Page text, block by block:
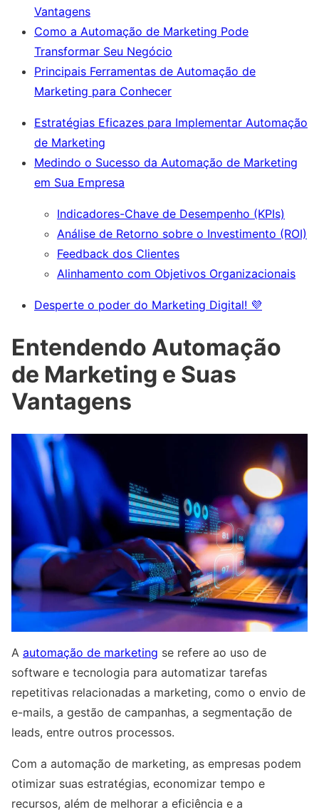
Vantagens
Como a Automação de Marketing Pode
Transformar Seu Negócio
Principais Ferramentas de Automação de
Marketing para Conhecer
Estratégias Eficazes para Implementar Automação
de Marketing
Medindo o Sucesso da Automação de Marketing
em Sua Empresa
Indicadores-Chave de Desempenho (KPIs)
Análise de Retorno sobre o Investimento (ROI)
Feedback dos Clientes
Alinhamento com Objetivos Organizacionais
Desperte o poder do Marketing Digital! 💜
Entendendo Automação
de Marketing e Suas
Vantagens
A automação de marketing se refere ao uso de
software e tecnologia para automatizar tarefas
repetitivas relacionadas a marketing, como o envio de
e-mails, a gestão de campanhas, a segmentação de
leads, entre outros processos.
Com a automação de marketing, as empresas podem
otimizar suas estratégias, economizar tempo e
recursos, além de melhorar a eficiência e a